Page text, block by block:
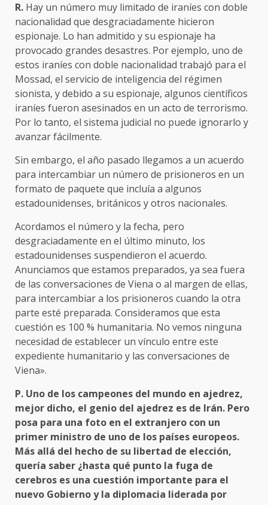
R. Hay un número muy limitado de iraníes con doble
nacionalidad que desgraciadamente hicieron
espionaje. Lo han admitido y su espionaje ha
provocado grandes desastres. Por ejemplo, uno de
estos iraníes con doble nacionalidad trabajó para el
Mossad, el servicio de inteligencia del régimen
sionista, y debido a su espionaje, algunos científicos
iraníes fueron asesinados en un acto de terrorismo.
Por lo tanto, el sistema judicial no puede ignorarlo y
avanzar fácilmente.
Sin embargo, el año pasado llegamos a un acuerdo
para intercambiar un número de prisioneros en un
formato de paquete que incluía a algunos
estadounidenses, británicos y otros nacionales.
Acordamos el número y la fecha, pero
desgraciadamente en el último minuto, los
estadounidenses suspendieron el acuerdo.
Anunciamos que estamos preparados, ya sea fuera
de las conversaciones de Viena o al margen de ellas,
para intercambiar a los prisioneros cuando la otra
parte esté preparada. Consideramos que esta
cuestión es 100 % humanitaria. No vemos ninguna
necesidad de establecer un vínculo entre este
expediente humanitario y las conversaciones de
Viena».
P. Uno de los campeones del mundo en ajedrez,
mejor dicho, el genio del ajedrez es de Irán. Pero
posa para una foto en el extranjero con un
primer ministro de uno de los países europeos.
Más allá del hecho de su libertad de elección,
quería saber ¿hasta qué punto la fuga de
cerebros es una cuestión importante para el
nuevo Gobierno y la diplomacia liderada por